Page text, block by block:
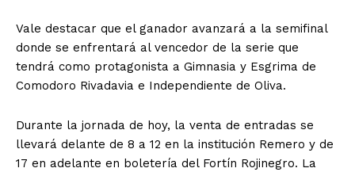
Vale destacar que el ganador avanzará a la semifinal
donde se enfrentará al vencedor de la serie que
tendrá como protagonista a Gimnasia y Esgrima de
Comodoro Rivadavia e Independiente de Oliva.
Durante la jornada de hoy, la venta de entradas se
llevará delante de 8 a 12 en la institución Remero y de
17 en adelante en boletería del Fortín Rojinegro. La